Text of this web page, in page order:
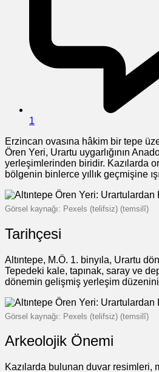
1
Erzincan ovasına hâkim bir tepe
Ören Yeri, Urartu uygarlığının
yerleşimlerinden biridir. Kazılarda
bölgenin binlerce yıllık geçmişine
Görsel kaynağı: Pexels (telifsiz) (temsilî)
Tarihçesi
Altıntepe, M.Ö. 1. binyıla, Urartu
Tepedeki kale, tapınak, saray ve
dönemin gelişmiş yerleşim
Görsel kaynağı: Pexels (telifsiz) (temsilî)
Arkeolojik Önemi
Kazılarda bulunan duvar resimleri,